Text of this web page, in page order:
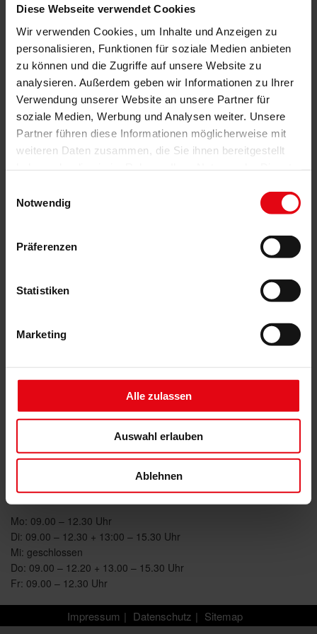
Diese Webseite verwendet Cookies
Wir verwenden Cookies, um Inhalte und Anzeigen zu
personalisieren, Funktionen für soziale Medien anbieten
zu können und die Zugriffe auf unsere Website zu
analysieren. Außerdem geben wir Informationen zu Ihrer
Verwendung unserer Website an unsere Partner für
soziale Medien, Werbung und Analysen weiter. Unsere
Partner führen diese Informationen möglicherweise mit
weiteren Daten zusammen, die Sie ihnen bereitgestellt
Notwendig
Präferenzen
Statistiken
Marketing
Alle zulassen
Auswahl erlauben
Ablehnen
Das Unternehmen Frank Otto Sonnenschutztechnik gilt seit
breite Produktpalette namhafter Hersteller garantiert individuelle
Lösungen für jede Anforderung. Beratung, Planung und
Umsetzung kommen aus einer Hand.
Bei uns gilt - Qualität statt Quantität.
In unsererAusstellungzeigen wir Ihnen Sonnenschutzprodukte
mit erstklassigem Preis-/Leistungsverhältnis. Wir wissen, worauf
es beim Material ankommt. Wir kennen uns aus mit dem
Frank Otto Sonnenschutztechnik
info@sonnenschutztechnik-otto.de
Unsere Öffnungszeiten:
Bitte beachten Sie dass Aufgrund der derzeitigen Lage die
Öffnungszeiten nicht eingehalten werden können. Termine
können aber nach telefonischer Absprache vereinbart werden.
Mo: 09.00 – 12.30 Uhr
Di: 09.00 – 12.30 + 13:00 – 15.30 Uhr
Mi: geschlossen
Do: 09.00 – 12.20 + 13.00 – 15.30 Uhr
Fr: 09.00 – 12.30 Uhr
Impressum Datenschutz Sitemap